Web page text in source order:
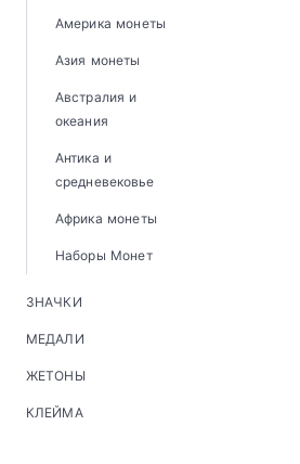
Америка монеты
Азия монеты
Австралия и
океания
Антика и
средневековье
Африка монеты
Наборы Монет
ЗНАЧКИ
МЕДАЛИ
ЖЕТОНЫ
КЛЕЙМА